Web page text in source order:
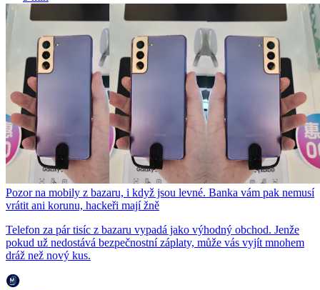
Pozor na mobily z bazaru, i když jsou levné. Banka vám pak nemusí
vrátit ani korunu, hackeři mají žně
Telefon za pár tisíc z bazaru vypadá jako výhodný obchod. Jenže
pokud už nedostává bezpečnostní záplaty, může vás vyjít mnohem
dráž než nový kus.